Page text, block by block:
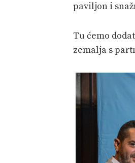
paviljon i
Tu ćemo
zemalja s